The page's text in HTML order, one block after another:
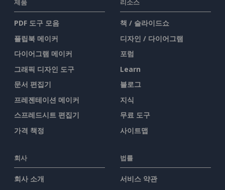
제품
PDF 도구 모음
플립북 메이커
다이어그램 메이커
그래픽 디자인 도구
문서 편집기
프레젠테이션 메이커
스프레드시트 편집기
가격 책정
리소스
책 / 슬라이드쇼
디자인 / 다이어그램
포럼
Learn
블로그
지식
무료 도구
사이트맵
회사
회사 소개
법률
서비스 약관